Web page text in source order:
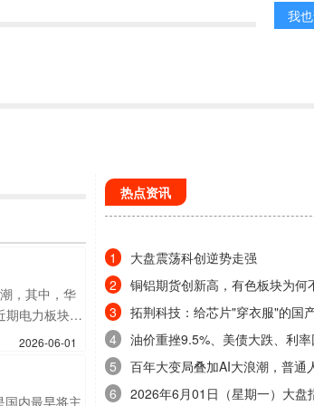
我
，其中，华
期电力板块明
响，全球夏
连续20次
协同落地
的行动方
2026-06-01
内最早将主
热点资讯
1
大盘震荡科创逆势走强
2
铜铝期货创新高，有色板块为何
涨？
3
拓荆科技：给芯片"穿衣服"的国
之王
4
油价重挫9.5%、美债大跌、利率
这一周全球市场发生了什么？后
如何布局？
5
百年大变局叠加AI大浪潮，普通
新时代投资机遇在哪？
6
2026年6月01日（星期一）大盘